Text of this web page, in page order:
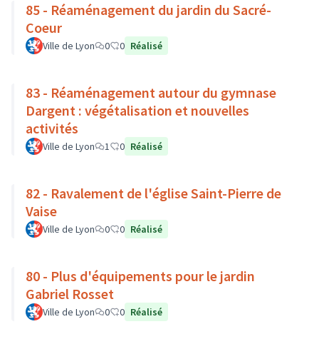
85 - Réaménagement du jardin du Sacré-
Coeur
Ville de Lyon 0 0 Réalisé
83 - Réaménagement autour du gymnase
Dargent : végétalisation et nouvelles
activités
Ville de Lyon 1 0 Réalisé
82 - Ravalement de l'église Saint-Pierre de
Vaise
Ville de Lyon 0 0 Réalisé
80 - Plus d'équipements pour le jardin
Gabriel Rosset
Ville de Lyon 0 0 Réalisé